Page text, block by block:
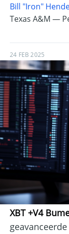
Bill "Iron"
Texas A&M —
24 FEB 2025
XBT +V4